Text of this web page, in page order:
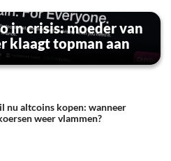
in crisis: moeder van
klaagt topman aan
nu altcoins kopen: wanneer
weer vlammen?